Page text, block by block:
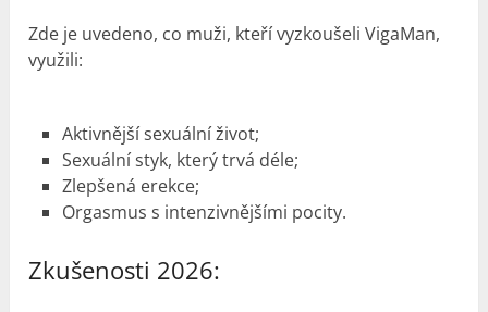
Zde je uvedeno, co muži, kteří vyzkoušeli VigaMan,
využili:
Aktivnější sexuální život;
Sexuální styk, který trvá déle;
Zlepšená erekce;
Orgasmus s intenzivnějšími pocity.
Zkušenosti 2026: